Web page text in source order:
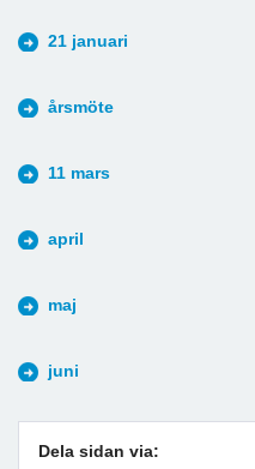
21 januari
årsmöte
11 mars
april
maj
juni
Dela sidan via: